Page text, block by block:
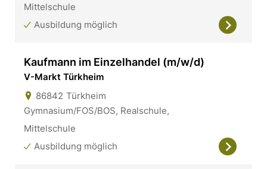
Mittelschule
Ausbildung möglich
Kaufmann im Einzelhandel (m/w/d)
V-Markt Türkheim
86842 Türkheim
Gymnasium/FOS/BOS, Realschule,
Mittelschule
Ausbildung möglich